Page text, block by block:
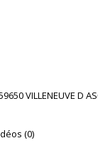
VILLENEUVE D
(0)